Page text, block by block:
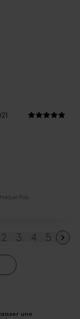
fois.
lisez
Page
2 Page
3 Page
4 Page
5
une